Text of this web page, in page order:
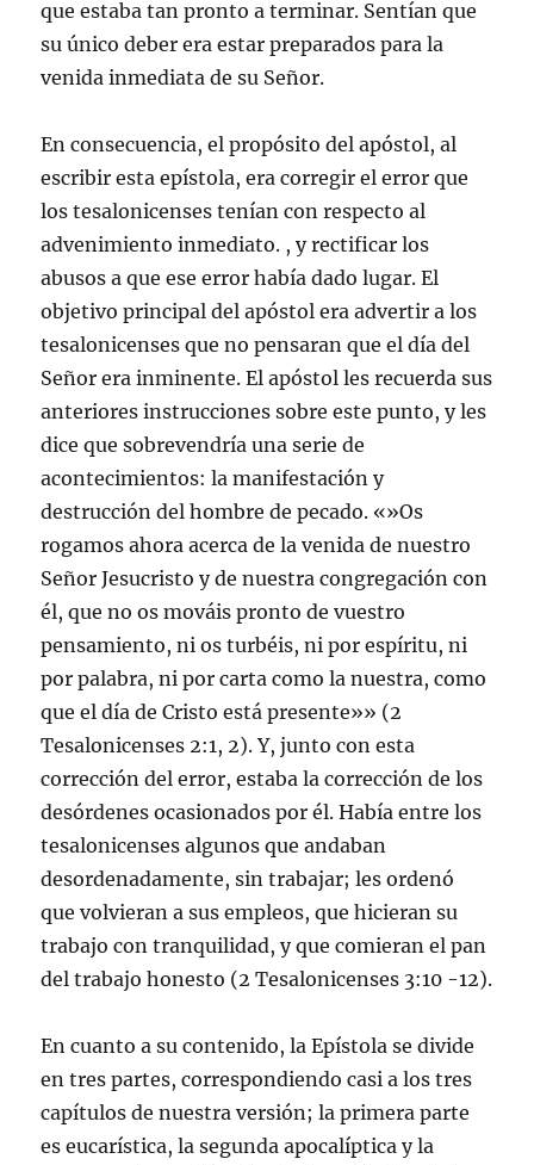
que estaba tan pronto a terminar. Sentían que
su único deber era estar preparados para la
venida inmediata de su Señor.
En consecuencia, el propósito del apóstol, al
escribir esta epístola, era corregir el error que
los tesalonicenses tenían con respecto al
advenimiento inmediato. , y rectificar los
abusos a que ese error había dado lugar. El
objetivo principal del apóstol era advertir a los
tesalonicenses que no pensaran que el día del
Señor era inminente. El apóstol les recuerda sus
anteriores instrucciones sobre este punto, y les
dice que sobrevendría una serie de
acontecimientos: la manifestación y
destrucción del hombre de pecado. «»Os
rogamos ahora acerca de la venida de nuestro
Señor Jesucristo y de nuestra congregación con
él, que no os mováis pronto de vuestro
pensamiento, ni os turbéis, ni por espíritu, ni
por palabra, ni por carta como la nuestra, como
que el día de Cristo está presente»» (2
Tesalonicenses 2:1 , 2). Y, junto con esta
corrección del error, estaba la corrección de los
desórdenes ocasionados por él. Había entre los
tesalonicenses algunos que andaban
desordenadamente, sin trabajar; les ordenó
que volvieran a sus empleos, que hicieran su
trabajo con tranquilidad, y que comieran el pan
del trabajo honesto (2 Tesalonicenses 3:10 -12).
En cuanto a su contenido, la Epístola se divide
en tres partes, correspondiendo casi a los tres
capítulos de nuestra versión; la primera parte
es eucarística, la segunda apocalíptica y la